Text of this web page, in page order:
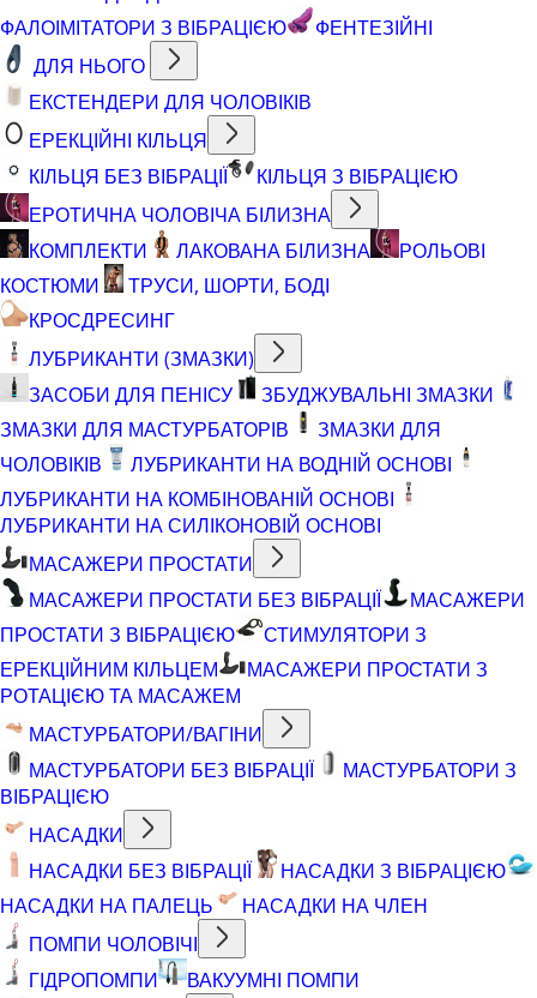
ФАЛОІМІТАТОРИ З ВІБРАЦІЄЮ
ФЕНТЕЗІЙНІ
ДЛЯ НЬОГО
ЕКСТЕНДЕРИ ДЛЯ ЧОЛОВІКІВ
ЕРЕКЦІЙНІ КІЛЬЦЯ
КІЛЬЦЯ БЕЗ ВІБРАЦІЇ
КІЛЬЦЯ З ВІБРАЦІЄЮ
ЕРОТИЧНА ЧОЛОВІЧА БІЛИЗНА
КОМПЛЕКТИ
ЛАКОВАНА БІЛИЗНА
РОЛЬОВІ
КОСТЮМИ
ТРУСИ, ШОРТИ, БОДІ
КРОСДРЕСИНГ
ЛУБРИКАНТИ (ЗМАЗКИ)
ЗАСОБИ ДЛЯ ПЕНІСУ
ЗБУДЖУВАЛЬНІ ЗМАЗКИ
ЗМАЗКИ ДЛЯ МАСТУРБАТОРІВ
ЗМАЗКИ ДЛЯ
ЧОЛОВІКІВ
ЛУБРИКАНТИ НА ВОДНІЙ ОСНОВІ
ЛУБРИКАНТИ НА КОМБІНОВАНІЙ ОСНОВІ
ЛУБРИКАНТИ НА СИЛІКОНОВІЙ ОСНОВІ
МАСАЖЕРИ ПРОСТАТИ
МАСАЖЕРИ ПРОСТАТИ БЕЗ ВІБРАЦІЇ
МАСАЖЕРИ
ПРОСТАТИ З ВІБРАЦІЄЮ
СТИМУЛЯТОРИ З
ЕРЕКЦІЙНИМ КІЛЬЦЕМ
МАСАЖЕРИ ПРОСТАТИ З
РОТАЦІЄЮ ТА МАСАЖЕМ
МАСТУРБАТОРИ/ВАГІНИ
МАСТУРБАТОРИ БЕЗ ВІБРАЦІЇ
МАСТУРБАТОРИ З
ВІБРАЦІЄЮ
НАСАДКИ
НАСАДКИ БЕЗ ВІБРАЦІЇ
НАСАДКИ З ВІБРАЦІЄЮ
НАСАДКИ НА ПАЛЕЦЬ
НАСАДКИ НА ЧЛЕН
ПОМПИ ЧОЛОВІЧІ
ГІДРОПОМПИ
ВАКУУМНІ ПОМПИ